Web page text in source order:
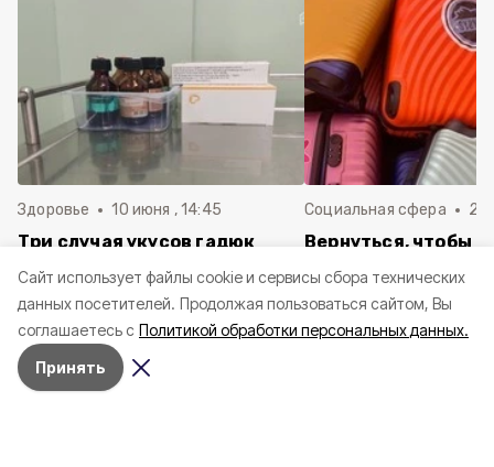
Cайт использует файлы cookie и сервисы сбора технических
данных посетителей. Продолжая пользоваться сайтом, Вы
соглашаетесь с Политикой обработки персональных данных.
Принять
Здоровье 10 июня , 14:45
Три случая укусов гадюк
Белгородской области с
начала года
Социальная сфера 20
Вернуться, чтобы
в Белгородскую
пять лет